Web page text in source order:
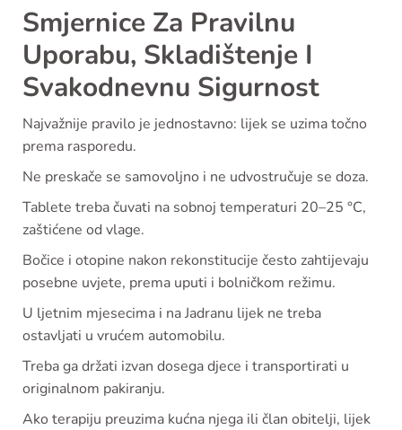
Smjernice Za Pravilnu
Uporabu, Skladištenje I
Svakodnevnu Sigurnost
Najvažnije pravilo je jednostavno: lijek se uzima točno
prema rasporedu.
Ne preskače se samovoljno i ne udvostručuje se doza.
Tablete treba čuvati na sobnoj temperaturi 20–25 °C,
zaštićene od vlage.
Bočice i otopine nakon rekonstitucije često zahtijevaju
posebne uvjete, prema uputi i bolničkom režimu.
U ljetnim mjesecima i na Jadranu lijek ne treba
ostavljati u vrućem automobilu.
Treba ga držati izvan dosega djece i transportirati u
originalnom pakiranju.
Ako terapiju preuzima kućna njega ili član obitelji, lijek